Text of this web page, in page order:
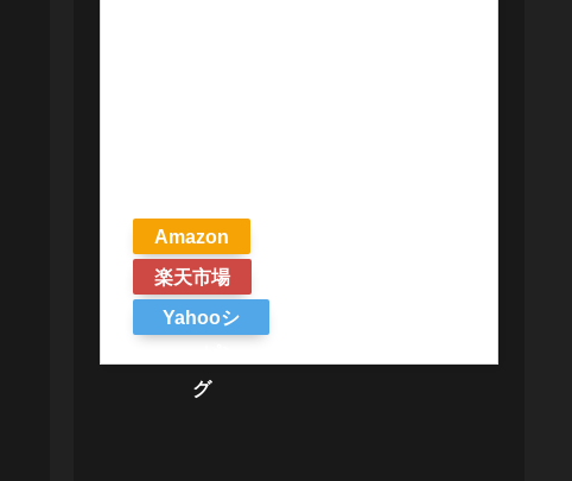
Amazon
楽天市場
Yahooシ
グ